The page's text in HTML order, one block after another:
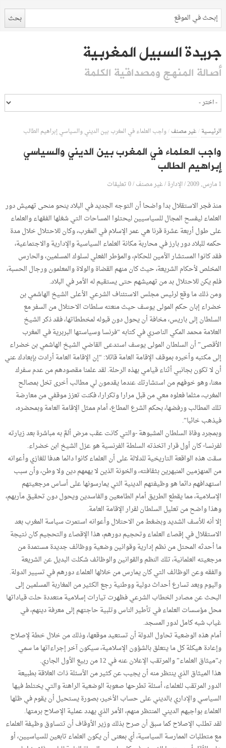
جريدة السبيل المغربية
أصالة المنهج ومصداقية الكلمة
الرئيسية/غير مصنف/واجب العلماء في المغرب بين الديني والسياسي إبراهيم الطالب
واجب العلماء في المغرب بين الديني والسياسي
إبراهيم الطالب
1 مارس, 2009 /الإدارة/غير مصنف/0 تعليقات
منذ فجر الاستقلال بدا واضحا أن التوجه الجديد في البلاد ينحو منحى تهميش دور
العلماء ليفسح المجال للسياسيين ليحتلوا المساحات التي شغلها الفقهاء والعلماء
على طول أربعة عشرة قرنا هي عمر الإسلام في المغرب، وكان للاحتلال خلال مدة
حكمه للبلاد دور بارز في محاربة مكانة العلماء السياسية والإدارية والاجتماعية،
فقد كانوا المستشار الأمين للحكام، والمؤطر الفعلي لسلوك المسلمين، والحارس
المخلص لأحكام الشريعة، حيث كان منهم القضاة والولاة والمعلمون ورجال الحسبة،
فلم يكن للاحتلال بد من تهميشهم حتى يستقيم له الأمر في البلاد.
ومن ذلك ما وقع لرئيس مجلس الاستئناف الشرعي الأعلى الشيخ الهاشمي بن
خضراء إبان حكم المولى يوسف حيث منعته سلطات الاحتلال من السفر مع
السلطان إلى باريس، مخافة أن يحول دون قبوله لمخططاتها، فقد ذكر الشيخ
العلامة محمد المكي الناصري في كتابه “فرنسا وسياستها البربرية في المغرب
الأقصى” أن السلطان المولى يوسف استدعى القاضي الشيخ الهاشمي بن خضراء
إلى مكتبه وأخبره بموقف الإقامة العامة قائلا: “إن الإقامة العامة أرادت بإبعادك عني
أن لا تكون بجانبي أثناء قيامي بهذه الرحلة. لقد علمنا مقصودهم من عدم سفرك
معنا، وهو خوفهم من استشارتك عندما يقدمون لي مطالب أخرى تخل بمصالح
المغرب، مثلما فعلوه معي من قبل مرارا وتكرارا، فكنت تعزز موقفي من معارضة
تلك المطالب ورفضها، بحكم الشرع المطاع، أمام ممثل الإقامة العامة وبمحضره،
فيذهب خائبا”.
وبمجرد وفاة السلطان المشبوهة -والتي كانت عقب مرض ألمَّ به مباشرة بعد زيارته
لفرنسا- كان أول قرار اتخذته السلطة الفرنسية هو عزل الشيخ ابن خضراء.
سقت هذه الواقعة التاريخية للدلالة على أن العلماء كانوا دائما هدفا للغازي وأعوانه
من المنهزمين المنبهرين بثقافته، والخونة الذين لا يهمهم دين ولا وطن، وأن سبب
استهدافهم دائما هو وظيفتهم الدينية التي يمارسونها على أساس مرجعيتهم
الإسلامية، مما يقطع الطريق أمام الطامعين والفاسدين ويحول دون تحقيق مآربهم،
وهذا واضح من تعليل السلطان لقرار الإقامة العامة.
إلا أنه للأسف الشديد وبضغط من الاحتلال وأعوانه استمرت سياسة المغرب بعد
الاستقلال في إقصاء العلماء وتحجيم دورهم، هذا الإقصاء والتحجيم كان نتيجة
ما أحدثه المحتل من نظم إدارية وقوانين وضعية ووظائف جديدة مستمدة من
مرجعيته العلمانية، تلك النظم والقوانين والوظائف شكلت البديل عن الشريعة
والفقه وعن الوظائف التي كان يمارس من خلالها العلماء دورهم في تسيير الدولة.
واليوم وبعد تسارع أحداث دولية ووطنية رجع الكثير من المغاربة المسلمين إلى
البحث عن مصادر الخطاب الشرعي فظهرت تيارات إسلامية متعددة حلت قياداتها
محل مؤسسات العلماء في تأطير الناس وتلبية حاجتهم إلى معرفة دينهم، في
غياب شبه كامل لدور المسجد.
أمام هذه الوضعية تحاول الدولة أن تستعيد موقعها، وذلك من خلال خطة لإصلاح
وإعادة هيكلة كل ما يتعلق بالشؤون الإسلامية، سيكون آخر إجراءاتها ما سمي
بـ”ميثاق العلماء” والمرتقب الإعلان عنه في 12 من ربيع الأول الجاري.
هذا الميثاق الذي ينتظر منه أن يجيب عن كثير من الأسئلة ذات العلاقة بطبيعة
الدور المرتقب للعلماء، أسئلة تطرحها صعوبة الوضعية الراهنة والتي يختلط فيها
السياسي والإداري بالديني على حساب الأخير، بصورة يستحيل أن يقوم في ظلها
العلماء بواجبهم الديني المنتظر منهم، الأمر الذي يهدد عملية الإصلاح برمتها.
لقد تطلب الإصلاح كما سبق أن صرح بذلك وزير الأوقاف أن تتساوق وظيفة العلماء
مع متطلبات الممارسة السياسية، أي بمعنى أن يكون العلماء تابعين للسياسيين، أو